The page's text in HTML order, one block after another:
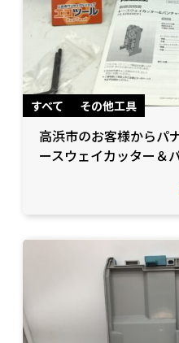
すべて その他工具
高浜市のお客様からパ
ースウェイカッター＆